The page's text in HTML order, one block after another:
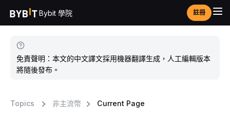
Bybit 學院 註冊
免責聲明：本文的中文譯文採用機器翻譯生成，人工編輯版本
將隨後發布。
Topics 非主流幣 Current Page